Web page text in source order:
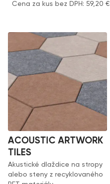
Cena za kus bez DPH:59,20€
ACOUSTIC ARTWORK
TILES
Akustické dlaždice na stropy
alebo steny z recyklovaného